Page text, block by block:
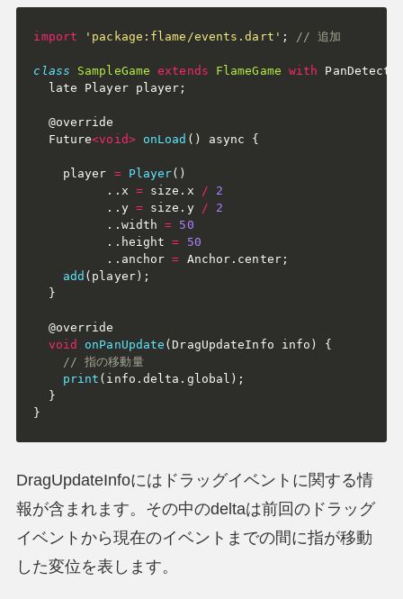
import 'package:flame/events.dart' ; // 追加
class SampleGame extends FlameGame with
  late Player player
;
  @override
  Future
<void> onLoad ( ) async {
    player
= Player( )
. . x = size . x /
2
. . y = size . y /
2
. . width = 50
. . height =
50
. . anchor = Anchor . center;
add ( player) ;
}
  @override
void
onPanUpdate (DragUpdateInfo info )
{
// 指の移動量
print ( info . delta . global ) ;
}
}
DragUpdateInfoにはドラッグイベントに関する情
報が含まれます。その中のdeltaは前回のドラッグ
イベントから現在のイベントまでの間に指が移動
した変位を表します。